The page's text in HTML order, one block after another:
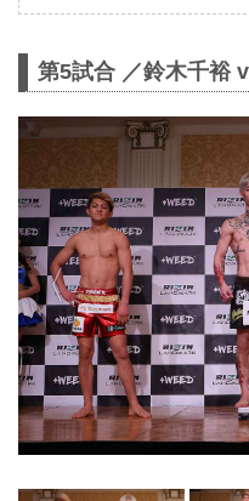
第5試合 ／鈴木千裕